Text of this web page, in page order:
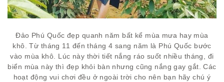
Đảo Phú Quốc đẹp quanh năm bất kể mùa mưa hay mùa
khô. Từ tháng 11 đến tháng 4 sang năm là Phú Quốc bước
vào mùa khô. Lúc này thời tiết nắng ráo suốt nhiều tháng, đi
biển mùa này thì đẹp khỏi bàn nhưng cũng nắng gay gắt. Các
hoạt động vui chơi đều ở ngoài trời cho nên bạn hãy chú ý